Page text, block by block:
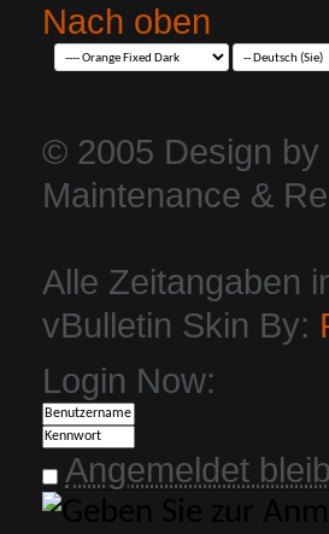
Nach oben
© 2005 Design
Maintenance &
Alle Zeitangaben
vBulletin Skin By:
Login Now:
Angemeldet